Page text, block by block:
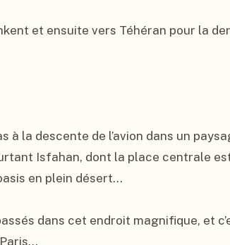
et ensuite vers Téhéran pour la
à la descente de l’avion dans un
Isfahan, dont la place centrale est
en plein désert…
dans cet endroit magnifique, et